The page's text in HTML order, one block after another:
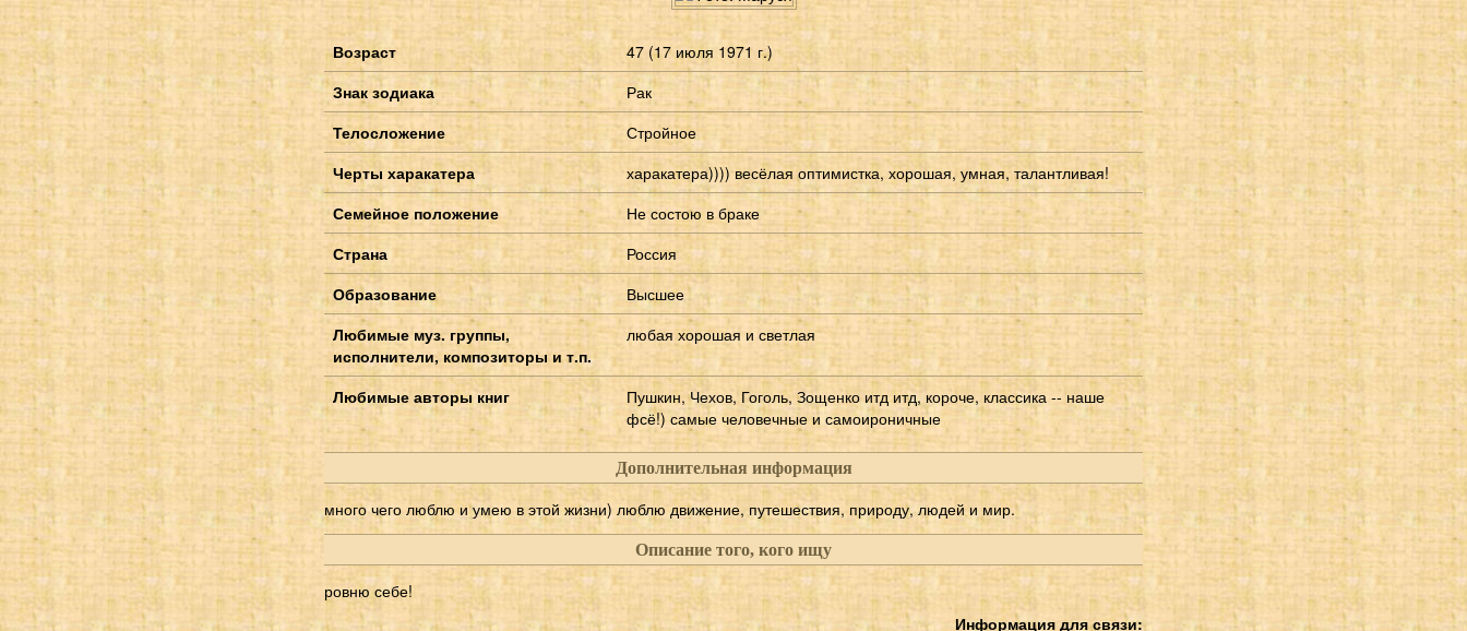
Возраст
47 (17 июля 1971 г.)
Знак зодиака
Рак
Телосложение
Стройное
Черты харакатера
харакатера)))) весёлая оптимистка, хорошая, умная, талантливая!
Семейное положение
Не состою в браке
Страна
Россия
Образование
Высшее
Любимые муз. группы,
исполнители, композиторы и т.п.
любая хорошая и светлая
Любимые авторы книг
Пушкин, Чехов, Гоголь, Зощенко итд итд, короче, классика -- наше
фсё!) самые человечные и самоироничные
Дополнительная информация
много чего люблю и умею в этой жизни) люблю движение, путешествия, природу, людей и мир.
Описание того, кого ищу
ровню себе!
Информация для связи: